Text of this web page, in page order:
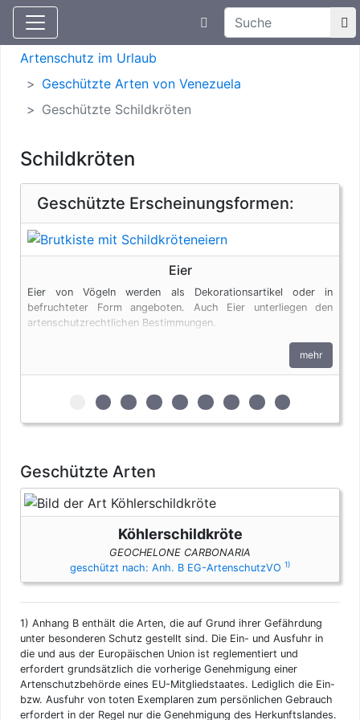
Aktuelle Meldungen
Suchtexteingabe
Artenschutz
Artenschutz im Urlaub
Geschützte Arten von Venezuela
Geschützte Schildkröten
Schildkröten
Geschützte Erscheinungsformen:
Eier
Eier von Vögeln werden als Dekorationsartikel oder in
befruchteter Form angeboten. Auch Eier unterliegen den
artenschutzrechtlichen Bestimmungen.
mehr
zur 1. geschützten Erscheinungsform (Eier)
zur 2. geschützten Erscheinungsform
zur 3. geschützten Erscheinungsform
zur 4. geschützten
zur 5. geschützten
zur 6. geschützten
zur 7. geschützten
zur 8.zur 9.
Geschützte Arten
Köhlerschildkröte
GEOCHELONE CARBONARIA
geschützt nach: Anh. B EG-ArtenschutzVO 1)
1) Anhang B enthält die Arten, die auf Grund ihrer Gefährdung
unter besonderen Schutz gestellt sind. Die Ein- und Ausfuhr in
die und aus der Europäischen Union ist reglementiert und
erfordert grundsätzlich die vorherige Genehmigung einer
Artenschutzbehörde eines EU-Mitgliedstaates. Lediglich die Ein-
bzw. Ausfuhr von toten Exemplaren zum persönlichen Gebrauch
erfordert in der Regel nur die Genehmigung des Herkunftslandes.